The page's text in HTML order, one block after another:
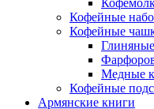
Кофейные
Кофейные
Медные
Кофейные
Армянские книги